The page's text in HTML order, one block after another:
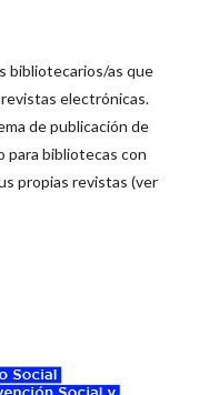
bibliotecarios/as que
electrónicas.
de publicación de
para bibliotecas con
propias revistas (ver